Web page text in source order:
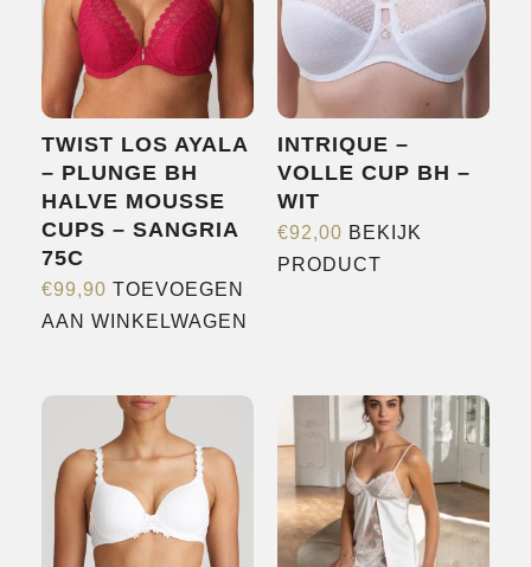
MERKEN
NIEUWS
CONTACT
TWIST LOS AYALA
– PLUNGE BH
HALVE MOUSSE
CUPS – SANGRIA
75C
€99,90 TOEVOEGEN
AAN WINKELWAGEN
INTRIQUE –
VOLLE CUP BH –
WIT
€92,00 BEKIJK
PRODUCT
variaties.
Deze
optie
kan
gekozen
worden